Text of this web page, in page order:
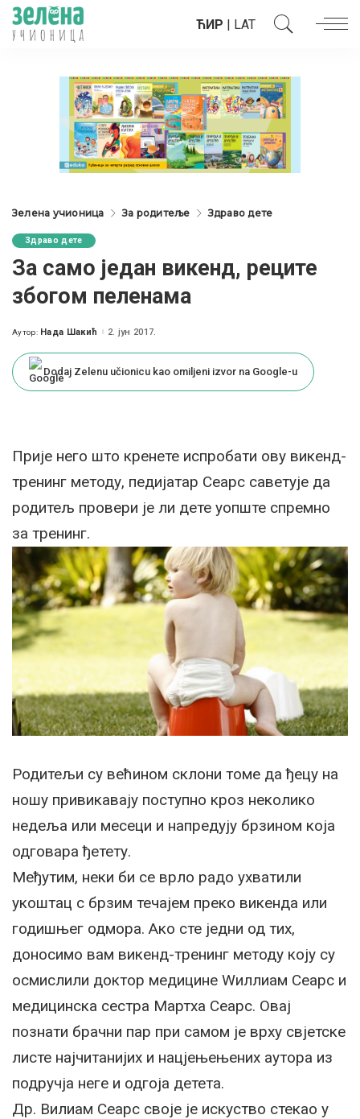
ЋИР | LAT
Зелена учионица За родитеље Здраво дете
Здраво дете
За само један викенд, реците
збогом пеленама
Posted
Аутор: Нада Шакић 2. јун 2017.
Dodaj Zelenu učionicu kao omiljeni izvor na Google-u
Прије него што кренете испробати ову викенд-
тренинг методу, педијатар Сеарс саветује да
родитељ провери је ли дете уопште спремно
за тренинг.
Родитељи су већином склони томе да ђецу на
ношу привикавају поступно кроз неколико
недеља или месеци и напредују брзином која
одговара ђетету.
Међутим, неки би се врло радо ухватили
укоштац с брзим течајем преко викенда или
годишњег одмора. Ако сте једни од тих,
доносимо вам викенд-тренинг методу коју су
осмислили доктор медицине Wиллиам Сеарс и
медицинска сестра Мартха Сеарс. Овај
познати брачни пар при самом је врху свјетске
листе најчитанијих и нацјењењених аутора из
подручја неге и одгоја детета.
Др. Вилиам Сеарс своје је искуство стекао у